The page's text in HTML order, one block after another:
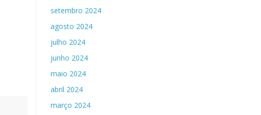
setembro 2024
agosto 2024
julho 2024
junho 2024
maio 2024
abril 2024
março 2024